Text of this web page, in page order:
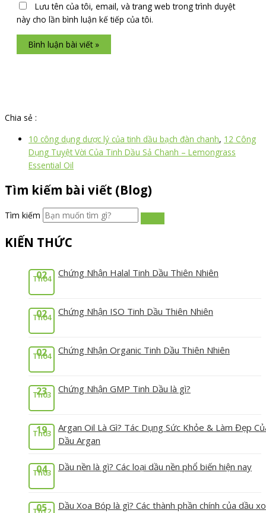
Lưu tên của tôi, email, và trang web trong trình duyệt
này cho lần bình luận kế tiếp của tôi.
Chia sẻ :
10 công dụng dược lý của tinh dầu bạch đàn chanh, 12 Công
Dụng Tuyệt Vời Của Tinh Dầu Sả Chanh – Lemongrass
Essential Oil
Tìm kiếm bài viết (Blog)
Tìm kiếm
KIẾN THỨC
02
Th04 Chứng Nhận Halal Tinh Dầu Thiên Nhiên
02
Th04 Chứng Nhận ISO Tinh Dầu Thiên Nhiên
02
Th04 Chứng Nhận Organic Tinh Dầu Thiên Nhiên
23
Th03 Chứng Nhận GMP Tinh Dầu là gì?
19
Th03
Argan Oil Là Gì? Tác Dụng Sức Khỏe & Làm Đẹp
Dầu Argan
04
Th03 Dầu nền là gì? Các loại dầu nền phổ biến hiện nay
05
Dầu Xoa Bóp là gì? Các thành phần chính của dầu